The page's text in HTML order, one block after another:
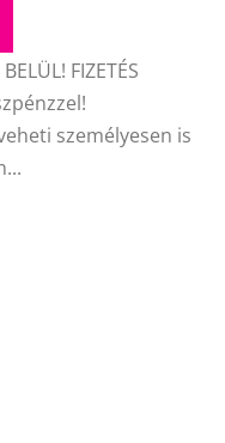
FIZETÉS
személyesen is